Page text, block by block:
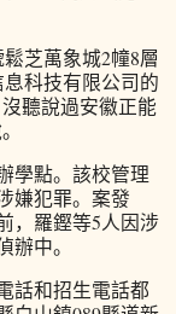
芝萬象城2幢8層
科技有限公司的
聽說過安徽正能
學點。該校管理
嫌犯罪。案發
，羅鏗等5人因涉
中。
話和招生電話都